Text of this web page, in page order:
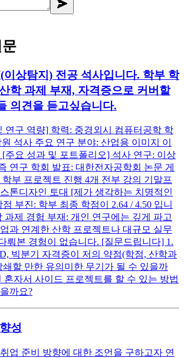
이상탐지) 전공 석사입니다. 학부 학
학 과제 부재, 자격증으로 커버할
의견을 듣고싶습니다.
연구 역량] 학력: 중경외시 컴퓨터공학 학
석사 주요 연구 분야: 산업용 이미지 이
주요 성과 및 포트폴리오] 석사 연구: 이상
연구 학회 발표: 대한전자공학회 논문 게
부 프로젝트 진행 4개 전부 강의 기말프
톤디자인 토대 [제가 생각하는 치명적인
부진: 학부 최종 학점이 2.64 / 4.50 입니
과제 경험 부재: 개인 연구에는 깊게 파고
과 연계한 산학 프로젝트나 대규모 실무
뤄본 경험이 없습니다. [질문드립니다] 1.
빅분기 자격증이 저의 약점(학점, 산학과
쇄할 만한 유의미한 무기가 될 수 있을까
혼자서 사이드 프로젝트를 할 수 있는 방법
까요?
성
업 준비 방향에 대한 조언을 구하고자 연